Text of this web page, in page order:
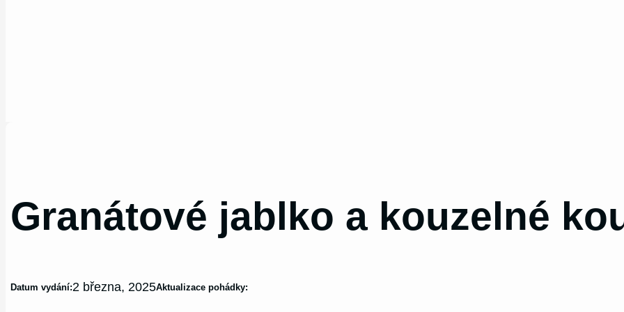
Granátové jablko a kouzelné
Datum vydání:2 března, 2025Aktualizace pohádky: